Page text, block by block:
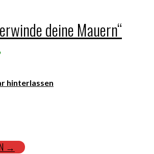
deine Mauern“
hinterlassen
→